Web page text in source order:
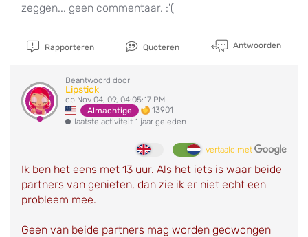
zeggen... geen commentaar. :'(
Rapporteren Quoteren Antwoorden
Beantwoord door
Lipstick
op Nov 04, 09, 04:05:17 PM
Almachtige
13901
laatste activiteit 1 jaar geleden
vertaald met
Ik ben het eens met 13 uur. Als het iets is waar beide
partners van genieten, dan zie ik er niet echt een
probleem mee.
Geen van beide partners mag worden gedwongen